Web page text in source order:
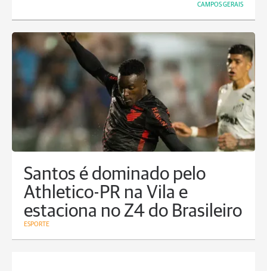
CAMPOS GERAIS
Santos é dominado pelo
Athletico-PR na Vila e
estaciona no Z4 do Brasileiro
ESPORTE